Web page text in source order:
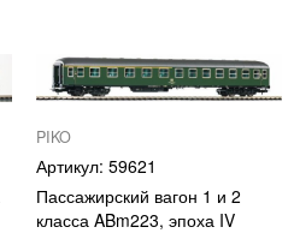
PIKO
59621
Пассажирский вагон 1 и 2
класса ABm223, эпоха IV